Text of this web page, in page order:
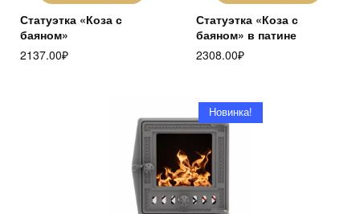
Статуэтка «Коза с
баяном»
2137.00₽
Статуэтка «Коза с
баяном» в патине
2308.00₽
Новинка!